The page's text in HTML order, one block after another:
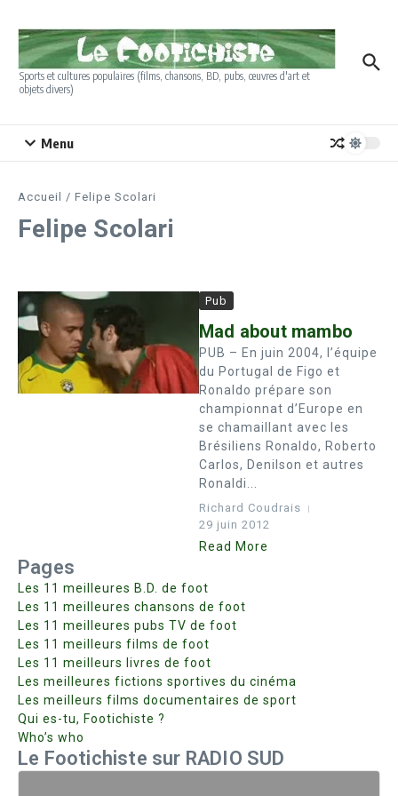
Sports et cultures populaires (films, chansons, BD, pubs, œuvres d'art et
objets divers)
Menu
Accueil / Felipe Scolari
Felipe Scolari
Pub
Mad about mambo
PUB – En juin 2004, l’équipe
du Portugal de Figo et
Ronaldo prépare son
championnat d’Europe en
se chamaillant avec les
Brésiliens Ronaldo, Roberto
Carlos, Denilson et autres
Ronaldi...
Richard Coudrais
29 juin 2012
Read More
Pages
Les 11 meilleures B.D. de foot
Les 11 meilleures chansons de foot
Les 11 meilleures pubs TV de foot
Les 11 meilleurs films de foot
Les 11 meilleurs livres de foot
Les meilleures fictions sportives du cinéma
Les meilleurs films documentaires de sport
Qui es-tu, Footichiste ?
Who’s who
Le Footichiste sur RADIO SUD